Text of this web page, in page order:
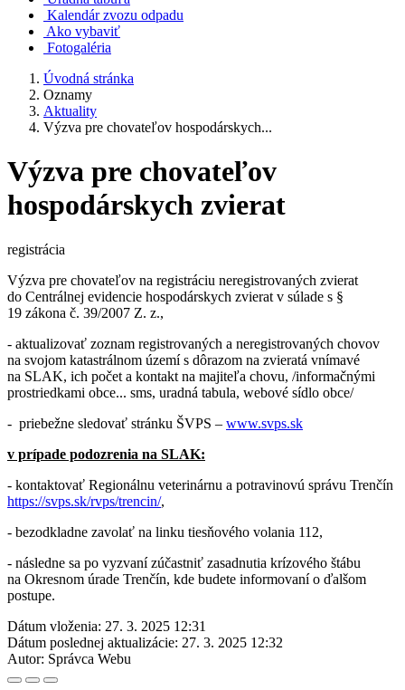
Kalendár zvozu odpadu
Ako vybaviť
Fotogaléria
Úvodná stránka
Oznamy
Aktuality
Výzva pre chovateľov hospodárskych...
Výzva pre chovateľov
hospodárskych zvierat
registrácia
Výzva pre chovateľov na registráciu neregistrovaných zvierat
do Centrálnej evidencie hospodárskych zvierat v súlade s §
19 zákona č. 39/2007 Z. z.,
- aktualizovať zoznam registrovaných a neregistrovaných chovov
na svojom katastrálnom území s dôrazom na zvieratá vnímavé
na SLAK, ich počet a kontakt na majiteľa chovu, /informačnými
prostriedkami obce... sms, uradná tabula, webové sídlo obce/
- priebežne sledovať stránku ŠVPS – www.svps.sk
v prípade podozrenia na SLAK:
- kontaktovať Regionálnu veterinárnu a potravinovú správu Trenčín
https://svps.sk/rvps/trencin/,
- bezodkladne zavolať na linku tiesňového volania 112,
- následne sa po vyzvaní zúčastniť zasadnutia krízového štábu
na Okresnom úrade Trenčín, kde budete informovaní o ďalšom
postupe.
Dátum vloženia: 27. 3. 2025 12:31
Dátum poslednej aktualizácie: 27. 3. 2025 12:32
Autor: Správca Webu